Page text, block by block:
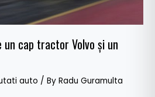
cap tractor Volvo și un
auto / By Radu Guramulta